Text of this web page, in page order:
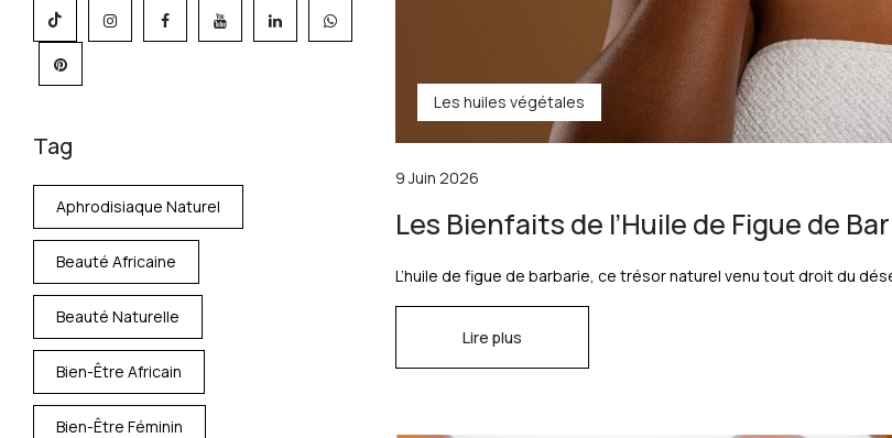
Tag
Aphrodisiaque Naturel
Beauté Africaine
Beauté Naturelle
Bien-Être Africain
Bien-Être Féminin
Les huiles végétales
9 Juin 2026
Les Bienfaits de l’Huile de Figue de
L’huile de figue de barbarie, ce trésor naturel venu tout droit du
Lire plus